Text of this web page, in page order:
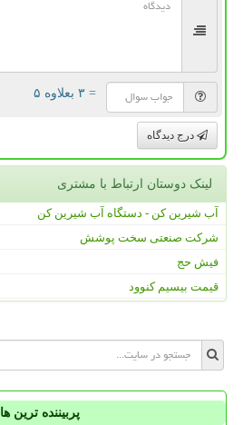
= ۳ بعلاوه ۵
درج دیدگاه
لینک دوستان ارتباط با مشتری
آب شیرین کن - دستگاه آب شیرین کن
شرکت صنعتی سخت پوشش
فیش حج
قیمت بیسیم کنوود
پربیننده ترین ها